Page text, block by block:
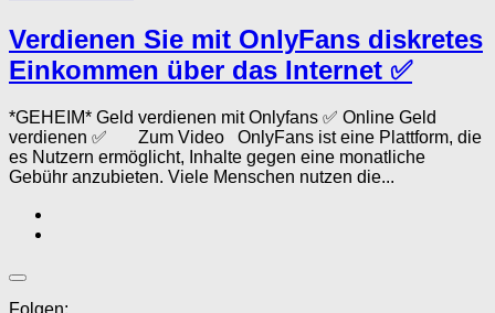
Verdienen Sie mit OnlyFans diskretes
Einkommen über das Internet ✅
*GEHEIM* Geld verdienen mit Onlyfans ✅ Online Geld
verdienen ✅ Zum Video OnlyFans ist eine Plattform, die
es Nutzern ermöglicht, Inhalte gegen eine monatliche
Gebühr anzubieten. Viele Menschen nutzen die...
Folgen: